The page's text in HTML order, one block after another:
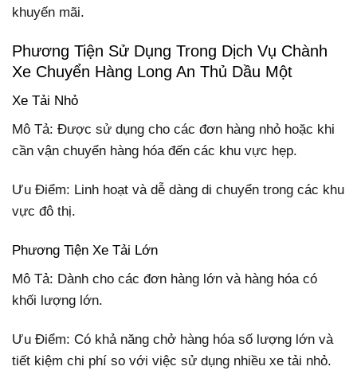
khuyến mãi.
Phương Tiện Sử Dụng Trong Dịch Vụ Chành
Xe Chuyển Hàng Long An Thủ Dầu Một
Xe Tải Nhỏ
Mô Tả: Được sử dụng cho các đơn hàng nhỏ hoặc khi
cần vận chuyển hàng hóa đến các khu vực hẹp.
Ưu Điểm: Linh hoạt và dễ dàng di chuyển trong các khu
vực đô thị.
Phương Tiện Xe Tải Lớn
Mô Tả: Dành cho các đơn hàng lớn và hàng hóa có
khối lượng lớn.
Ưu Điểm: Có khả năng chở hàng hóa số lượng lớn và
tiết kiệm chi phí so với việc sử dụng nhiều xe tải nhỏ.